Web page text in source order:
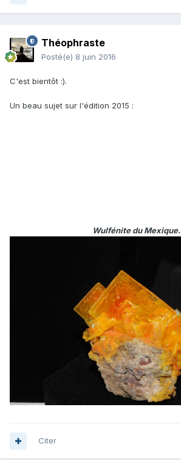
Théophraste
Posté(e) 8 juin 2016
C'est bientôt :).
Un beau sujet sur l'édition 2015 :
Wulfénite du Mexique.
Citer